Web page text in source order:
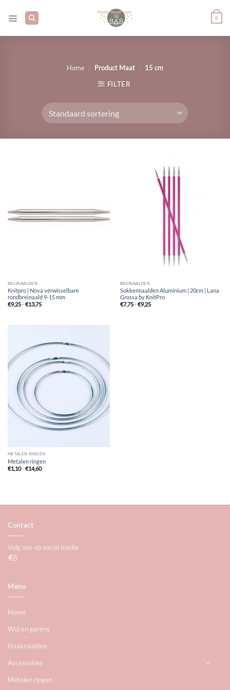
naar
0
Home / Product Maat / 15 cm
FILTER
BREINAALDEN
Knitpro | Nova verwisselbare
rondbreinaald 9-15 mm
€9,25-€13,75Prijsklasse:
€9,25
BREINAALDEN
Sokkennaalden Aluminium | 20cm | Lana
Grossa by KnitPro
€7,75-€9,25Prijsklasse:
€7,75
METALEN RINGEN
Metalen ringen
€1,10-€14,60Prijsklasse:
€1,10
Contact
Volg ons op social media
Menu
Home
Wol en garens
Haaknaalden
Accessoires
Metalen ringen